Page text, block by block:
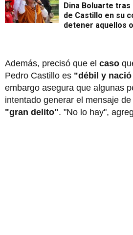
Dina Boluarte
de Castillo en su
detener aquellos
Además, precisó que el caso
Pedro Castillo es "débil y
embargo asegura que algunas
intentado generar el mensaje
"gran delito". "No lo hay",